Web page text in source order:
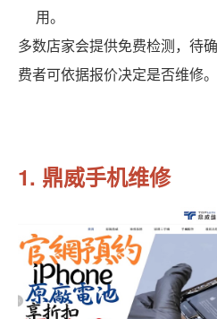
用。
多数店家会提供免费检测，待
费者可依据报价决定是否维修。
1. 鼎威手机维修